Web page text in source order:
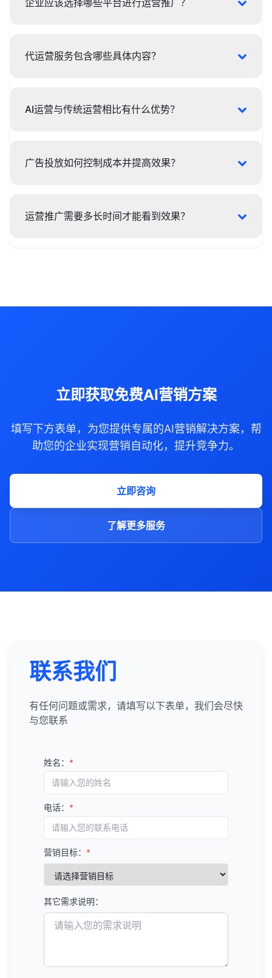
企业应该选择哪些平台进行运营推广？
代运营服务包含哪些具体内容？
AI运营与传统运营相比有什么优势？
广告投放如何控制成本并提高效果？
运营推广需要多长时间才能看到效果？
立即获取免费AI营销方案
填写下方表单，为您提供专属的AI营销解决方案，帮
助您的企业实现营销自动化，提升竞争力。
立即咨询
了解更多服务
联系我们
有任何问题或需求，请填写以下表单，我们会尽快
与您联系
姓名： *
电话： *
营销目标： *
其它需求说明：